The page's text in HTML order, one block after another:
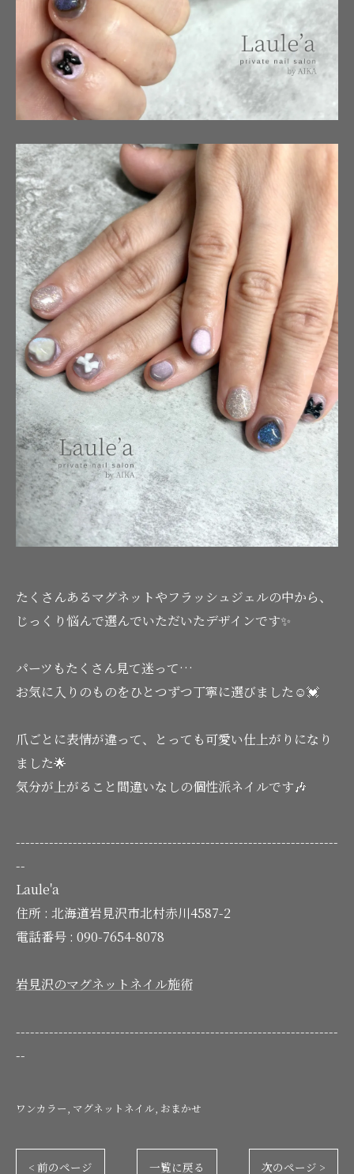
たくさんあるマグネットやフラッシュジェルの中から、
じっくり悩んで選んでいただいたデザインです✨
パーツもたくさん見て迷って…
お気に入りのものをひとつずつ丁寧に選びました☺️💓
爪ごとに表情が違って、とっても可愛い仕上がりになり
ました🌟
気分が上がること間違いなしの個性派ネイルです🎶
--------------------------------------------------------------------
--
Laule'a
住所 : 北海道岩見沢市北村赤川4587-2
電話番号 : 090-7654-8078
岩見沢のマグネットネイル施術
--------------------------------------------------------------------
--
ワンカラー マグネットネイル おまかせ
< 前のページ 一覧に戻る 次のページ >